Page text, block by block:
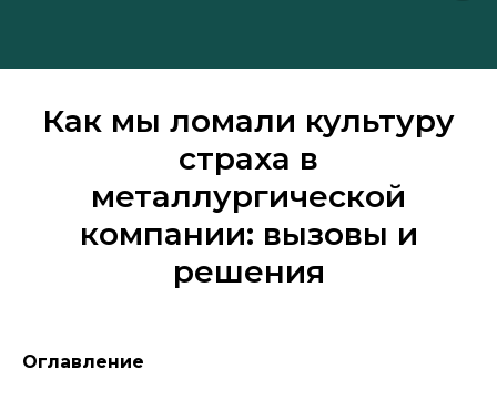
Как мы ломали культуру
страха в
металлургической
компании: вызовы и
решения
Оглавление